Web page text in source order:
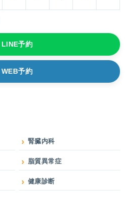
LINE予約
WEB予約
腎臓内科
脂質異常症
健康診断